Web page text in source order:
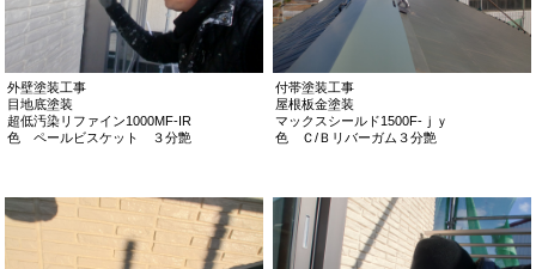
外壁塗装工事
目地底塗装
超低汚染リファイン1000MF-IR
色 ペールビスケット ３分艶
付帯塗装工事
屋根板金塗装
マックスシールド1500F-ｊｙ
色 Ｃ/Ｂリバーガム３分艶